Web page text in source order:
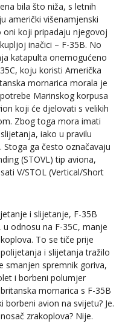
bila što niža, s letnih
američki višenamjenski
oni koji pripadaju njegovoj
inačici – F-35B. No
katapulta onemogućeno
koju koristi Američka
mornarica morala je
Marinskog korpusa
koji će djelovati s velikih
Zbog toga mora imati
iako u pravilu
ga često označavaju
(STOVL) tip aviona,
V/STOL (Vertical/Short
i slijetanje, F-35B
odnosu na F-35C, manje
To se tiče prije
i slijetanja tražilo
smanjen spremnik goriva,
i borbeni polumjer
mornarica s F-35B
avion na svijetu? Je.
zrakoplova? Nije.